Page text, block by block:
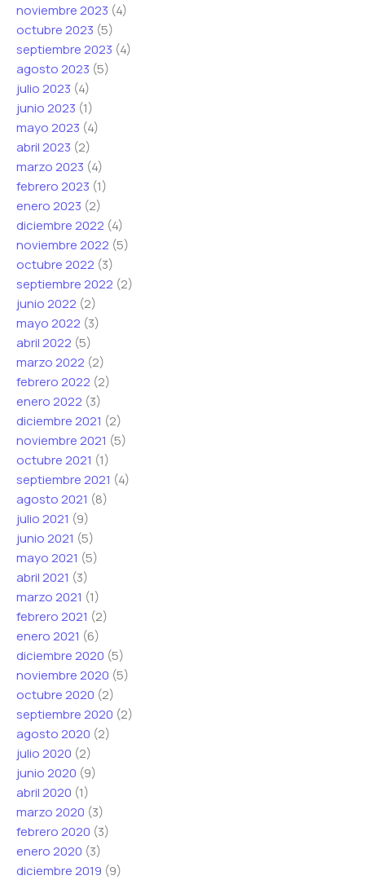
noviembre 2023 (4)
octubre 2023 (5)
septiembre 2023 (4)
agosto 2023 (5)
julio 2023 (4)
junio 2023 (1)
mayo 2023 (4)
abril 2023 (2)
marzo 2023 (4)
febrero 2023 (1)
enero 2023 (2)
diciembre 2022 (4)
noviembre 2022 (5)
octubre 2022 (3)
septiembre 2022 (2)
junio 2022 (2)
mayo 2022 (3)
abril 2022 (5)
marzo 2022 (2)
febrero 2022 (2)
enero 2022 (3)
diciembre 2021 (2)
noviembre 2021 (5)
octubre 2021 (1)
septiembre 2021 (4)
agosto 2021 (8)
julio 2021 (9)
junio 2021 (5)
mayo 2021 (5)
abril 2021 (3)
marzo 2021 (1)
febrero 2021 (2)
enero 2021 (6)
diciembre 2020 (5)
noviembre 2020 (5)
octubre 2020 (2)
septiembre 2020 (2)
agosto 2020 (2)
julio 2020 (2)
junio 2020 (9)
abril 2020 (1)
marzo 2020 (3)
febrero 2020 (3)
enero 2020 (3)
diciembre 2019 (9)